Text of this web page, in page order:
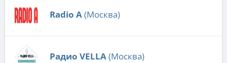
Radio А(Москва)
Радио VELLA(Москва)